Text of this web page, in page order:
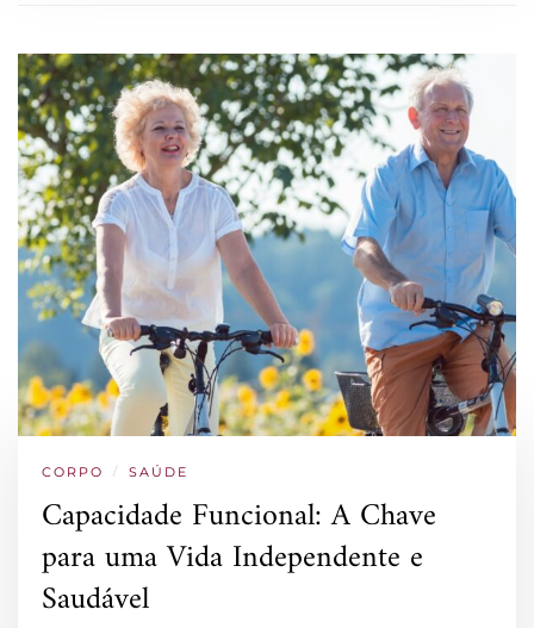
CORPO / SAÚDE
Capacidade Funcional: A Chave
para uma Vida Independente e
Saudável